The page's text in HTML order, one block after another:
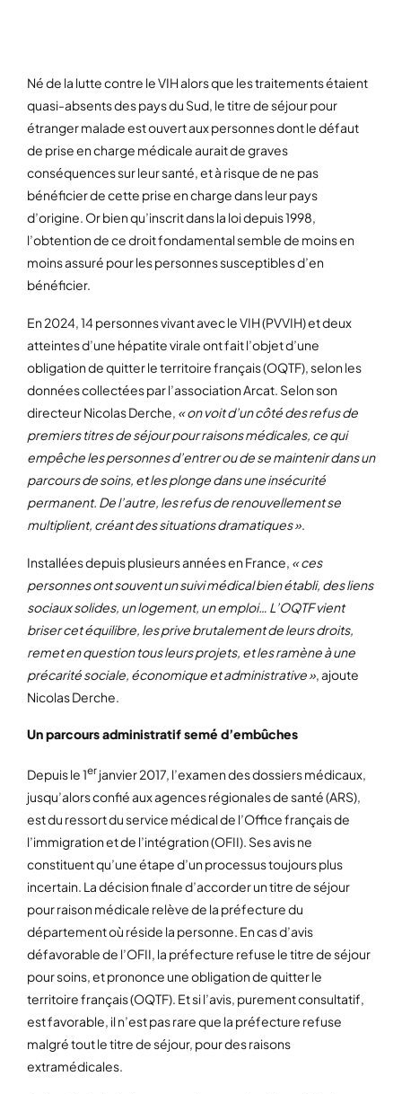
Né de la lutte contre le VIH alors que les traitements étaient
quasi-absents des pays du Sud, le titre de séjour pour
étranger malade est ouvert aux personnes dont le défaut
de prise en charge médicale aurait de graves
conséquences sur leur santé, et à risque de ne pas
bénéficier de cette prise en charge dans leur pays
d’origine. Or bien qu’inscrit dans la loi depuis 1998,
l’obtention de ce droit fondamental semble de moins en
moins assuré pour les personnes susceptibles d’en
bénéficier.
En 2024, 14 personnes vivant avec le VIH (PVVIH) et deux
atteintes d’une hépatite virale ont fait l’objet d’une
obligation de quitter le territoire français (OQTF), selon les
données collectées par l’association Arcat. Selon son
directeur Nicolas Derche, « on voit d’un côté des refus de
premiers titres de séjour pour raisons médicales, ce qui
empêche les personnes d’entrer ou de se maintenir dans un
parcours de soins, et les plonge dans une insécurité
permanent. De l’autre, les refus de renouvellement se
multiplient, créant des situations dramatiques ».
Installées depuis plusieurs années en France, « ces
personnes ont souvent un suivi médical bien établi, des liens
sociaux solides, un logement, un emploi… L’OQTF vient
briser cet équilibre, les prive brutalement de leurs droits,
remet en question tous leurs projets, et les ramène à une
précarité sociale, économique et administrative » , ajoute
Nicolas Derche.
Un parcours administratif semé d’embûches
Depuis le 1er janvier 2017, l’examen des dossiers médicaux,
jusqu’alors confié aux agences régionales de santé (ARS),
est du ressort du service médical de l’Office français de
l’immigration et de l’intégration (OFII). Ses avis ne
constituent qu’une étape d’un processus toujours plus
incertain. La décision finale d’accorder un titre de séjour
pour raison médicale relève de la préfecture du
département où réside la personne. En cas d’avis
défavorable de l’OFII, la préfecture refuse le titre de séjour
pour soins, et prononce une obligation de quitter le
territoire français (OQTF). Et si l’avis, purement consultatif,
est favorable, il n’est pas rare que la préfecture refuse
malgré tout le titre de séjour, pour des raisons
extramédicales.